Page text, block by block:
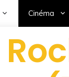
Cinéma